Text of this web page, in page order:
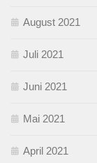
August 2021
Juli 2021
Juni 2021
Mai 2021
April 2021